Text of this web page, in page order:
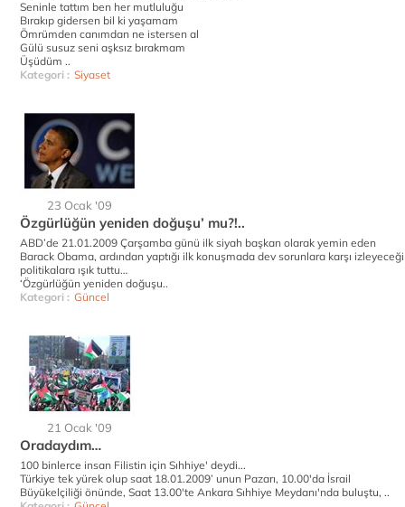
Seninle tattım ben her mutluluğu
Bırakıp gidersen bil ki yaşamam
Ömrümden canımdan ne istersen al
Gülü susuz seni aşksız bırakmam
Üşüdüm ..
Kategori : Siyaset
23 Ocak '09
Özgürlüğün yeniden doğuşu’ mu?!..
ABD’de 21.01.2009 Çarşamba günü ilk siyah başkan olarak yemin eden
Barack Obama, ardından yaptığı ilk konuşmada dev sorunlara karşı izleyeceği
politikalara ışık tuttu…
‘Özgürlüğün yeniden doğuşu..
Kategori : Güncel
21 Ocak '09
Oradaydım…
100 binlerce insan Filistin için Sıhhiye' deydi...
Türkiye tek yürek olup saat 18.01.2009’ unun Pazarı, 10.00'da İsrail
Büyükelçiliği önünde, Saat 13.00'te Ankara Sıhhiye Meydanı'nda buluştu, ..